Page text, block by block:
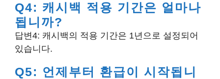
Q4: 캐시백 적용 기간은 얼마나
됩니까?
답변4: 캐시백의 적용 기간은 1년으로 설정되어
있습니다.
Q5: 언제부터 환급이 시작됩니